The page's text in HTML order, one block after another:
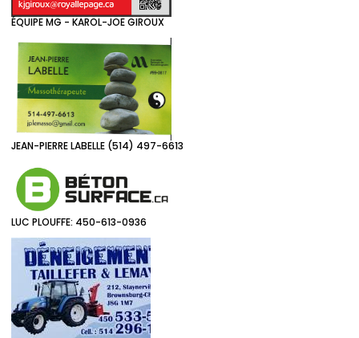
ÉQUIPE MG - KAROL-JOE GIROUX
JEAN-PIERRE LABELLE (514) 497-6613
LUC PLOUFFE: 450-613-0936